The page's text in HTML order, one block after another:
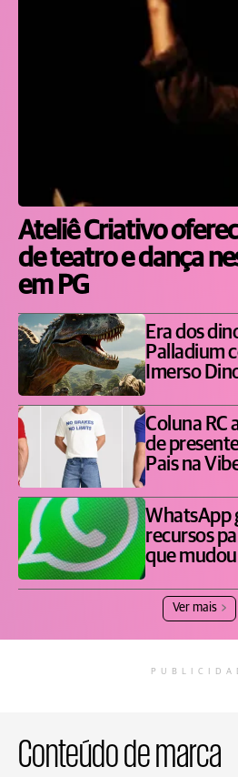
Ateliê Criativo
de teatro e dança
em PG
Era dos
Palladium
Imerso
Coluna RC
de
Pais na
WhatsApp
recursos
que mudou
Ver mais
Conteúdo de marca